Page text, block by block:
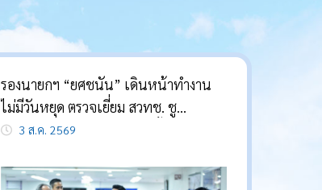
รองนายกฯ “ยศชนัน” เดินหน้าทำงาน
ไม่มีวันหยุด ตรวจเยี่ยม สวทช. ชู
วิทยาศาสตร์และเทคโนโลยีขั้นสูง ขับ
3 ส.ค. 2569